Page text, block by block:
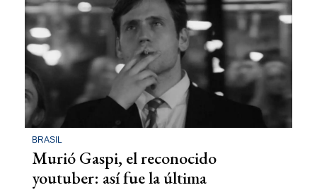
BRASIL
Murió Gaspi, el reconocido
youtuber: así fue la última